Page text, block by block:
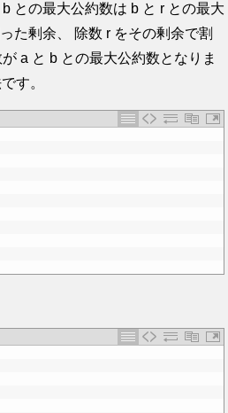
との最大公約数は b と r との最大
た剰余、 除数 r をその剰余で割
a と b との最大公約数となりま
す。